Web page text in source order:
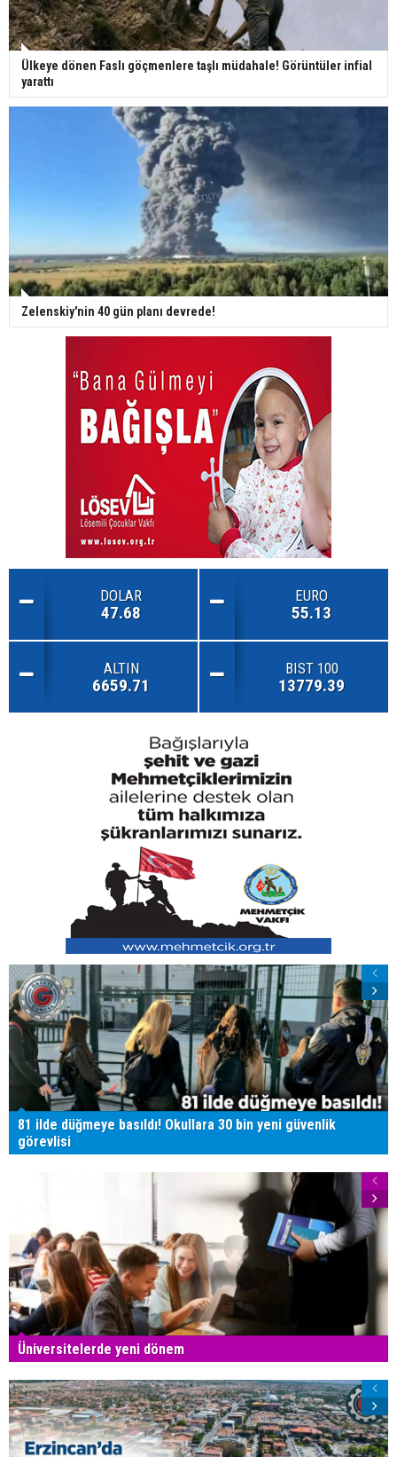
Ülkeye dönen Faslı göçmenlere taşlı müdahale! Görüntüler infial
yarattı
Zelenskiy'nin 40 gün planı devrede!
DOLAR
47.68
EURO
55.13
ALTIN
6659.71
BIST 100
13779.39
81 ilde düğmeye basıldı! Okullara 30 bin yeni güvenlik
görevlisi
Üniversitelerde yeni dönem